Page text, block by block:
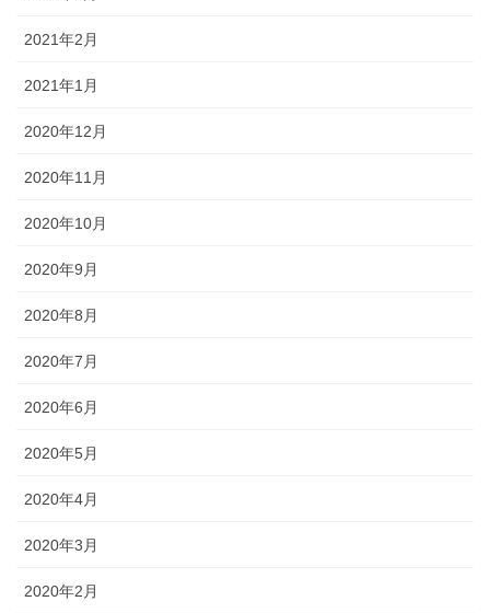
2021年2月
2021年1月
2020年12月
2020年11月
2020年10月
2020年9月
2020年8月
2020年7月
2020年6月
2020年5月
2020年4月
2020年3月
2020年2月